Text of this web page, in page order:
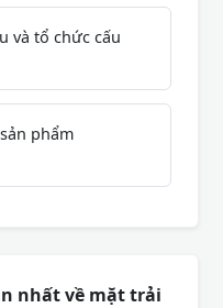
và tổ chức cấu
phẩm
nhất về mặt trải